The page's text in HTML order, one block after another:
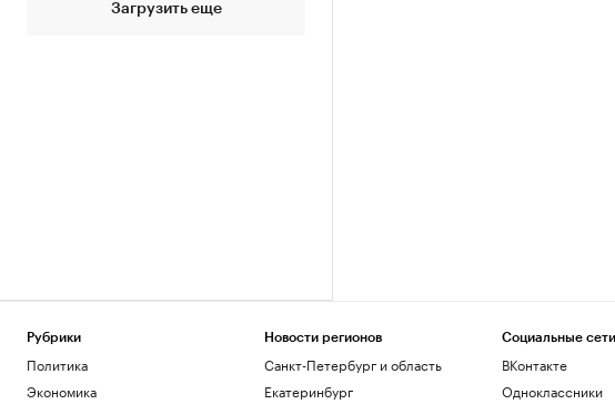
Загрузить еще
Рубрики
Политика
Экономика
Новости регионов
Санкт-Петербург и область
Екатеринбург
Социальные сети
ВКонтакте
Одноклассники